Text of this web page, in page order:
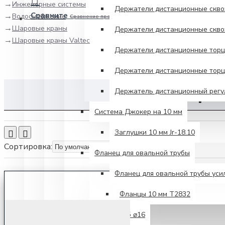
Сравните Сравнение продуктов
Держатели дистанционные
Держатели дистанционные
Держатели дистанционные
Держатели дистанционные
Держатель дистанционный
Система Джокер на 10 мм
Заглушки 10 мм Jr-18.10
Фланец для овальной трубы
Фланец для овальной трубы
Фланцы 10 мм Т2832
Крепеж для труб ⌀16
Инженерные системы
Водоснабжение
Шаровые краны
Шаровые краны Valtec
Сортировка: